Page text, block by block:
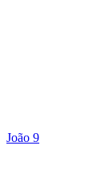
João 9